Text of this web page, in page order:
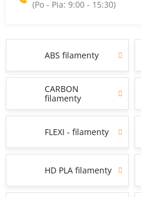
ABS filamenty
CARBON
filamenty
FLEXI - filamenty
HD PLA filamenty